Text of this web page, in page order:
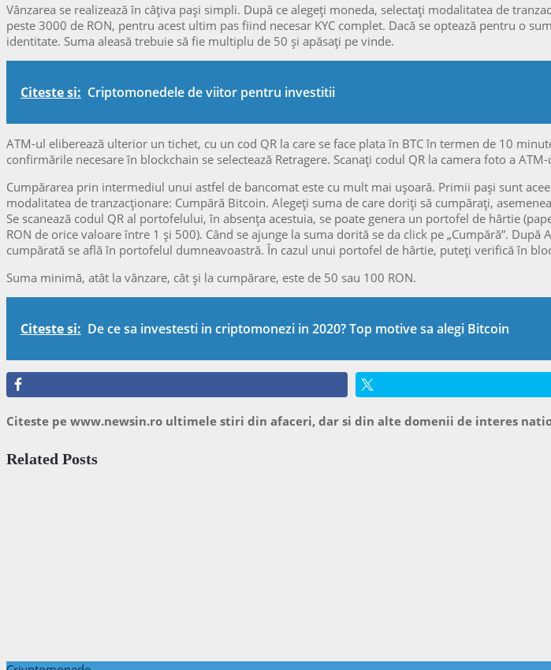
Vânzarea se realizează în câțiva pași simpli. După ce alegeți moneda, selectați modalitatea de
peste 3000 de RON, pentru acest ultim pas fiind necesar KYC complet. Dacă se optează pentru o
identitate. Suma aleasă trebuie să fie multiplu de 50 și apăsați pe vinde.
Citeste si: Criptomonedele de viitor pentru investitii
ATM-ul eliberează ulterior un tichet, cu un cod QR la care se face plata în BTC în termen de 10
confirmările necesare în blockchain se selectează Retragere. Scanați codul QR la camera foto a
Cumpărarea prin intermediul unui astfel de bancomat este cu mult mai ușoară. Primii pași sunt
modalitatea de tranzacționare: Cumpără Bitcoin. Alegeți suma de care doriți să cumpărați,
Se scanează codul QR al portofelului, în absența acestuia, se poate genera un portofel de hârtie
RON de orice valoare între 1 și 500). Când se ajunge la suma dorită se da click pe „Cumpără”.
cumpărată se află în portofelul dumneavoastră. În cazul unui portofel de hârtie, puteți verifică în
Suma minimă, atât la vânzare, cât și la cumpărare, este de 50 sau 100 RON.
Citeste si: De ce sa investesti in criptomonezi in 2020? Top motive sa alegi Bitcoin
Citeste pe www.newsin.ro ultimele stiri din afaceri, dar si din alte domenii de interes
Related Posts